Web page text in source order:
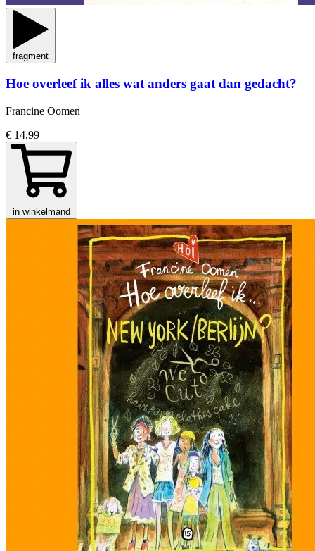
fragment
Hoe overleef ik alles wat anders gaat dan gedacht?
Francine Oomen
€ 14,99
in winkelmand